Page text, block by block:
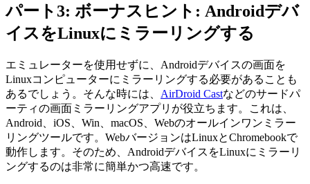
パート3: ボーナスヒント: Androidデバ
イスをLinuxにミラーリングする
エミュレーターを使用せずに、Androidデバイスの画面を
Linuxコンピューターにミラーリングする必要があることも
あるでしょう。そんな時には、 AirDroid Castなどのサードパ
ーティの画面ミラーリングアプリが役立ちます。これは、
Android、iOS、Win、macOS、Webのオールインワンミラー
リングツールです。WebバージョンはLinuxとChromebookで
動作します。そのため、AndroidデバイスをLinuxにミラーリ
ングするのは非常に簡単かつ高速です。